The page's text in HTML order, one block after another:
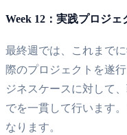
Week 12：実践プロジェ
最終週では、これまで
際のプロジェクトを遂
ジネスケースに対して
でを一貫して行います
なります。